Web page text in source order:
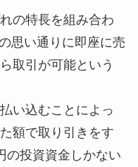
の特長を組み合わ
思い通りに即座に売
取引が可能という
い込むことによっ
額で取り引きをす
の投資資金しかない